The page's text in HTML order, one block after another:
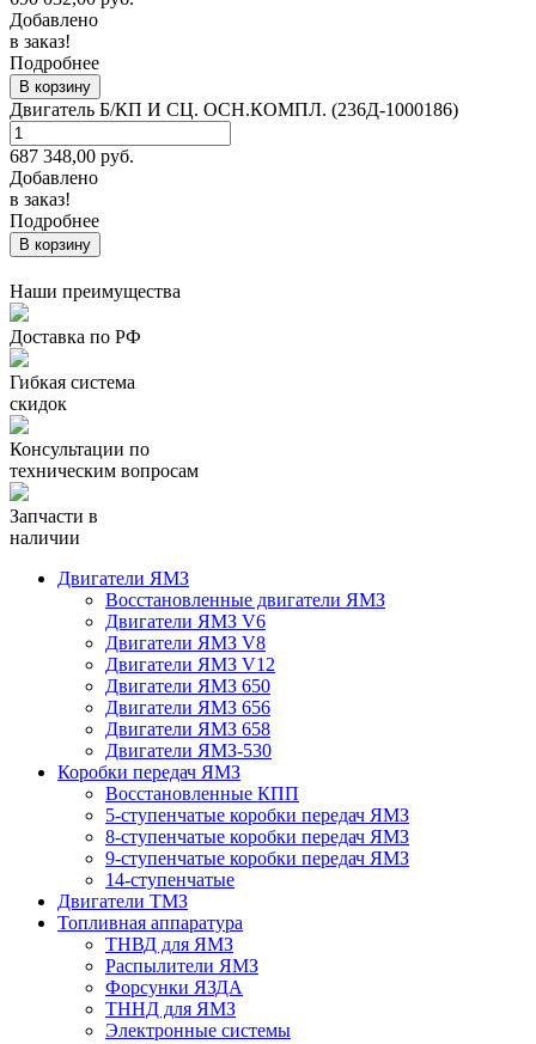
Добавлено
в заказ!
Подробнее
В корзину
Двигатель Б/КП И СЦ. ОСН.КОМПЛ. (236Д-1000186)
687 348,00 руб.
Добавлено
в заказ!
Подробнее
В корзину
Наши преимущества
Доставка по РФ
Гибкая система
скидок
Консультации по
техническим вопросам
Запчасти в
наличии
Двигатели ЯМЗ
Восстановленные двигатели ЯМЗ
Двигатели ЯМЗ V6
Двигатели ЯМЗ V8
Двигатели ЯМЗ V12
Двигатели ЯМЗ 650
Двигатели ЯМЗ 656
Двигатели ЯМЗ 658
Двигатели ЯМЗ-530
Коробки передач ЯМЗ
Восстановленные КПП
5-ступенчатые коробки передач ЯМЗ
8-ступенчатые коробки передач ЯМЗ
9-ступенчатые коробки передач ЯМЗ
14-ступенчатые
Двигатели ТМЗ
Топливная аппаратура
ТНВД для ЯМЗ
Распылители ЯМЗ
Форсунки ЯЗДА
ТННД для ЯМЗ
Электронные системы